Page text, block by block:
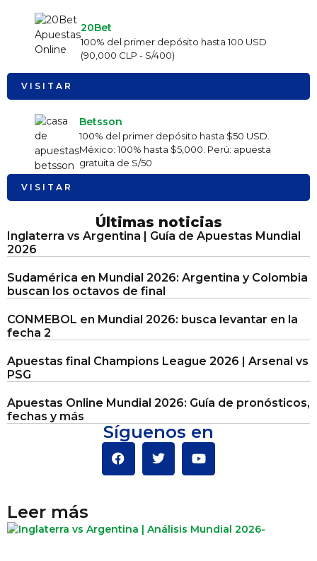
20Bet
100% del primer depósito hasta 100 USD
(90,000 CLP - S/400)
VISITAR
Betsson
100% del primer depósito hasta $50 USD.
México: 100% hasta $5,000. Perú: apuesta
gratuita de S/50
VISITAR
Últimas noticias
Inglaterra vs Argentina | Guía de Apuestas Mundial
2026
Sudamérica en Mundial 2026: Argentina y Colombia
buscan los octavos de final
CONMEBOL en Mundial 2026: busca levantar en la
fecha 2
Apuestas final Champions League 2026 | Arsenal vs
PSG
Apuestas Online Mundial 2026: Guía de pronósticos,
fechas y más
Síguenos en
Leer más